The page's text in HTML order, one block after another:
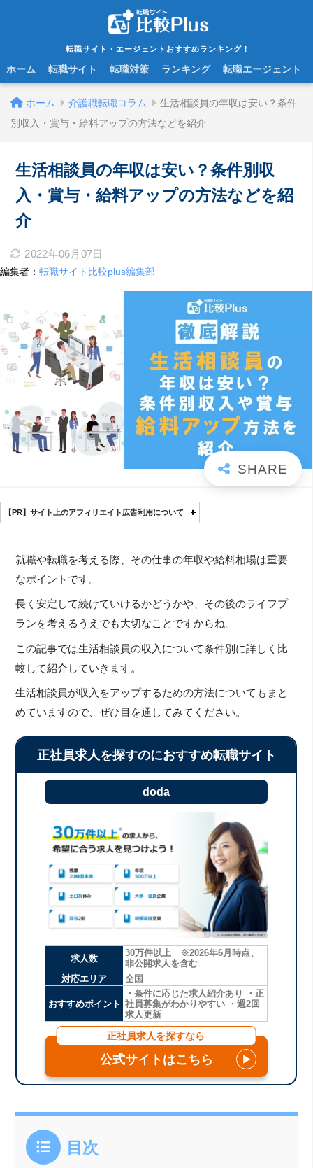
転職サイト・エージェントおすすめランキング！
ホーム 転職サイト 転職対策 ランキング 転職エージェント
ホーム 介護職転職コラム
生活相談員の年収は安い？条件
別収入・賞与・給料アップの方法などを紹介
生活相談員の年収は安い？条件別収
入・賞与・給料アップの方法などを紹
介
2022年06月07日
編集者： 転職サイト比較plus編集部
【PR】サイト上のアフィリエイト広告利用について
就職や転職を考える際、その仕事の年収や給料相場は重要
なポイントです。
長く安定して続けていけるかどうかや、その後のライフプ
ランを考えるうえでも大切なことですからね。
この記事では生活相談員の収入について条件別に詳しく比
較して紹介していきます。
生活相談員が収入をアップするための方法についてもまと
めていますので、ぜひ目を通してみてください。
正社員求人を探すのにおすすめ転職サイト
doda
求人数
30万件以上 ※2026年6月時点、
非公開求人を含む
対応エリア
全国
おすすめポイント
・条件に応じた求人紹介あり ・正
社員募集がわかりやすい ・週2回
求人更新
正社員求人を探すなら
公式サイトはこちら ▶
目次